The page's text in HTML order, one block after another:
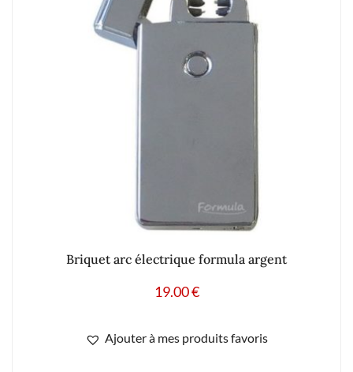
Briquet arc électrique formula argent
19.00€
Ajouter à mes produits favoris